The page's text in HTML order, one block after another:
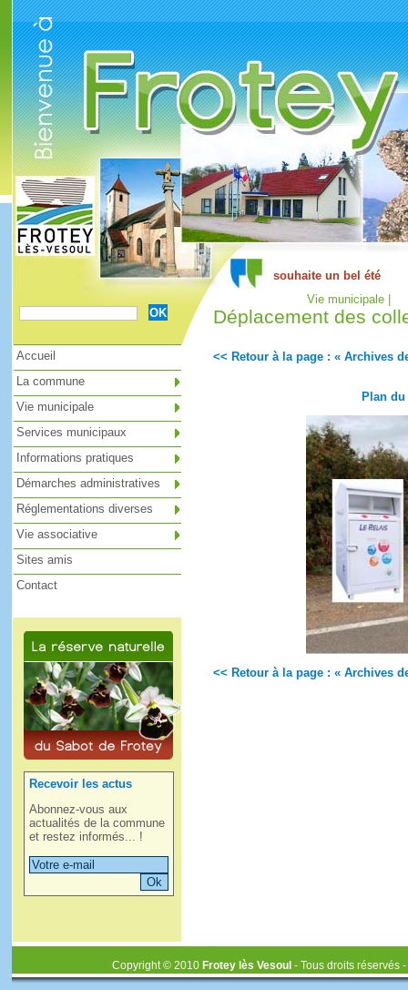
Recevoir les actus
Abonnez-vous aux
actualités de la commune
et restez informés... !
Vie municipale |
Déplacement des
<< Retour à la page : « Archives
Plan du
<< Retour à la page : « Archives
Copyright © 2010 Frotey lès Vesoul - Tous droits réservés
Accueil
La commune
Vie municipale
Services municipaux
Informations pratiques
Démarches administratives
Réglementations diverses
Vie associative
Sites amis
Contact
Cookies management panel